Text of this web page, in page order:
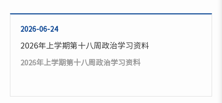
2026-06-24
2026年上学期第十八周政治学习资料
2026年上学期第十八周政治学习资料